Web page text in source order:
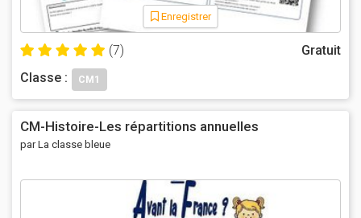
Enregistrer
(7)
Gratuit
Classe :
CM1
CM-Histoire-Les répartitions annuelles
par La classe bleue